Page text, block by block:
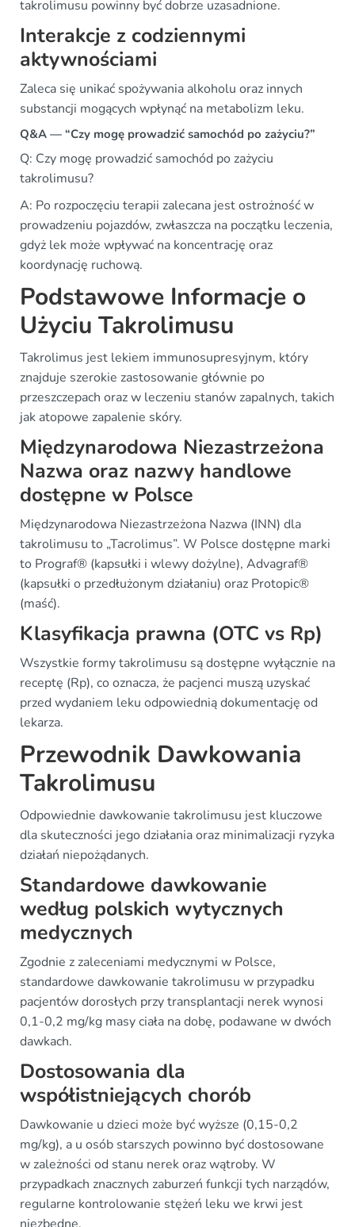
takrolimusu powinny być dobrze uzasadnione.
Interakcje z codziennymi
aktywnościami
Zaleca się unikać spożywania alkoholu oraz innych
substancji mogących wpłynąć na metabolizm leku.
Q&A — “Czy mogę prowadzić samochód po zażyciu?”
Q: Czy mogę prowadzić samochód po zażyciu
takrolimusu?
A: Po rozpoczęciu terapii zalecana jest ostrożność w
prowadzeniu pojazdów, zwłaszcza na początku leczenia,
gdyż lek może wpływać na koncentrację oraz
koordynację ruchową.
Podstawowe Informacje o
Użyciu Takrolimusu
Takrolimus jest lekiem immunosupresyjnym, który
znajduje szerokie zastosowanie głównie po
przeszczepach oraz w leczeniu stanów zapalnych, takich
jak atopowe zapalenie skóry.
Międzynarodowa Niezastrzeżona
Nazwa oraz nazwy handlowe
dostępne w Polsce
Międzynarodowa Niezastrzeżona Nazwa (INN) dla
takrolimusu to „Tacrolimus”. W Polsce dostępne marki
to Prograf® (kapsułki i wlewy dożylne), Advagraf®
(kapsułki o przedłużonym działaniu) oraz Protopic®
(maść).
Klasyfikacja prawna (OTC vs Rp)
Wszystkie formy takrolimusu są dostępne wyłącznie na
receptę (Rp), co oznacza, że pacjenci muszą uzyskać
przed wydaniem leku odpowiednią dokumentację od
lekarza.
Przewodnik Dawkowania
Takrolimusu
Odpowiednie dawkowanie takrolimusu jest kluczowe
dla skuteczności jego działania oraz minimalizacji ryzyka
działań niepożądanych.
Standardowe dawkowanie
według polskich wytycznych
medycznych
Zgodnie z zaleceniami medycznymi w Polsce,
standardowe dawkowanie takrolimusu w przypadku
pacjentów dorosłych przy transplantacji nerek wynosi
0,1-0,2 mg/kg masy ciała na dobę, podawane w dwóch
dawkach.
Dostosowania dla
współistniejących chorób
Dawkowanie u dzieci może być wyższe (0,15-0,2
mg/kg), a u osób starszych powinno być dostosowane
w zależności od stanu nerek oraz wątroby. W
przypadkach znacznych zaburzeń funkcji tych narządów,
regularne kontrolowanie stężeń leku we krwi jest